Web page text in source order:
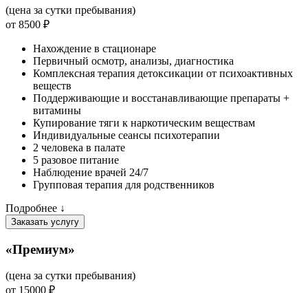
(цена за сутки пребывания)
от 8500 ₽
Нахождение в стационаре
Первичный осмотр, анализы, диагностика
Комплексная терапия детоксикации от психоактивных
веществ
Поддерживающие и восстанавливающие препараты +
витамины
Купирование тяги к наркотическим веществам
Индивидуальные сеансы психотерапии
2 человека в палате
5 разовое питание
Наблюдение врачей 24/7
Групповая терапия для родственников
Подробнее ↓
Заказать услугу
«Премиум»
(цена за сутки пребывания)
от 15000 ₽